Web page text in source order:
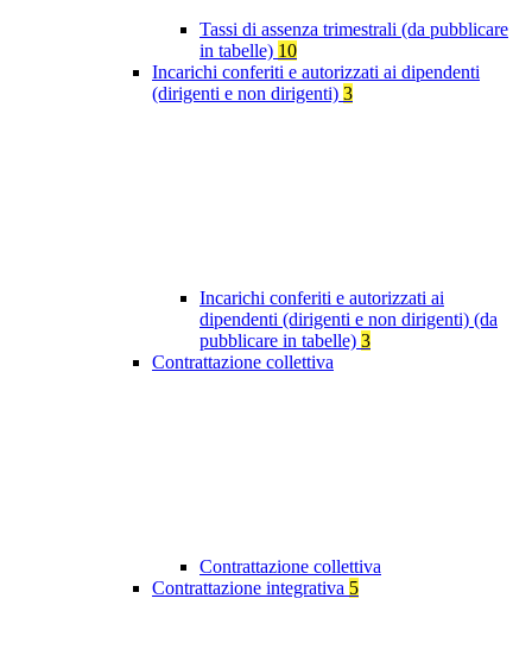
Tassi di assenza trimestrali (da pubblicare
in tabelle) 10
Incarichi conferiti e autorizzati ai dipendenti
(dirigenti e non dirigenti) 3
Incarichi conferiti e autorizzati ai
dipendenti (dirigenti e non dirigenti) (da
pubblicare in tabelle) 3
Contrattazione collettiva
Contrattazione collettiva
Contrattazione integrativa 5